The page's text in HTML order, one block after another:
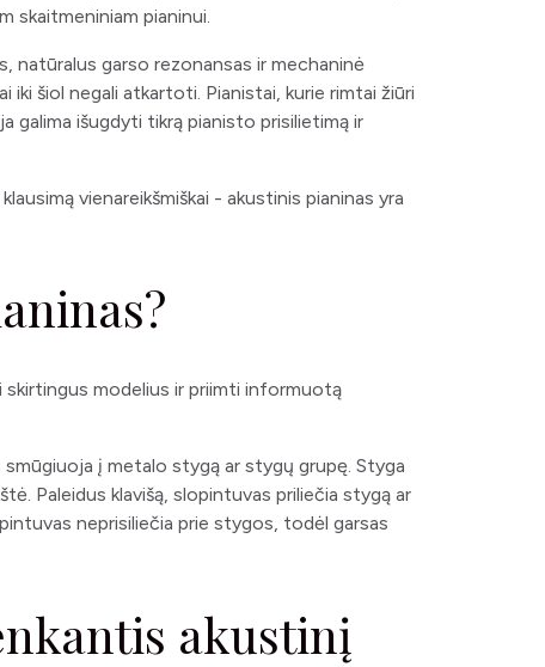
skaitmeniniam pianinui.
natūralus garso rezonansas ir mechaninė
iki šiol negali atkartoti. Pianistai, kurie rimtai žiūri
galima išugdyti tikrą pianisto prisilietimą ir
vienareikšmiškai - akustinis pianinas yra
modelius ir priimti informuotą
smūgiuoja į metalo stygą ar stygų grupę. Styga
Paleidus klavišą, slopintuvas priliečia stygą ar
neprisiliečia prie stygos, todėl garsas
akustinį